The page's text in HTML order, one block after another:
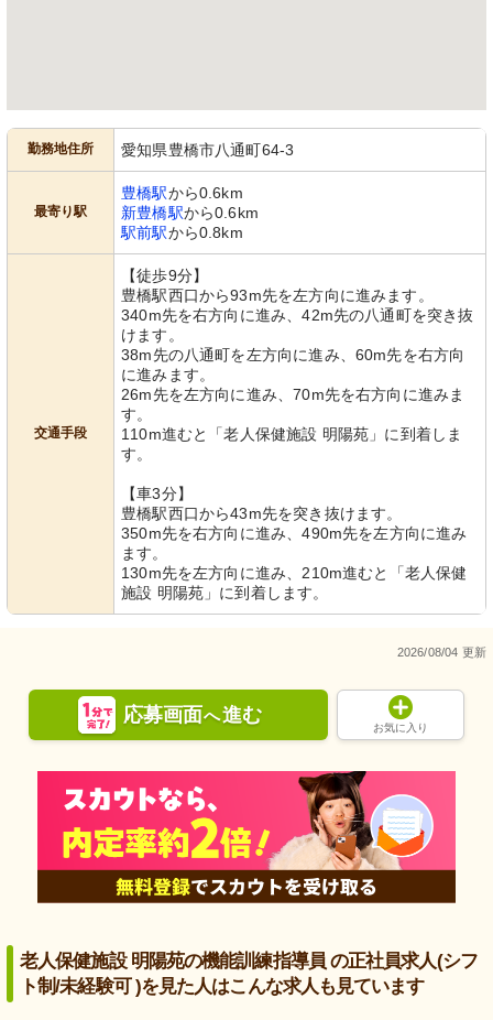
勤務地住所 愛知県豊橋市八通町64-3
最寄り駅
豊橋駅から0.6km
新豊橋駅から0.6km
駅前駅から0.8km
交通手段
【徒歩9分】
豊橋駅西口から93m先を左方向に進みます。
340m先を右方向に進み、42m先の八通町を突き抜
けます。
38m先の八通町を左方向に進み、60m先を右方向
に進みます。
26m先を左方向に進み、70m先を右方向に進みま
す。
110m進むと「老人保健施設 明陽苑」に到着しま
す。
【車3分】
豊橋駅西口から43m先を突き抜けます。
350m先を右方向に進み、490m先を左方向に進み
ます。
130m先を左方向に進み、210m進むと「老人保健
施設 明陽苑」に到着します。
2026/08/04 更新
応募画面へ進む
お気に入り
老人保健施設 明陽苑の機能訓練指導員 の正社員求人(シフ
ト制/未経験可 )を見た人はこんな求人も見ています